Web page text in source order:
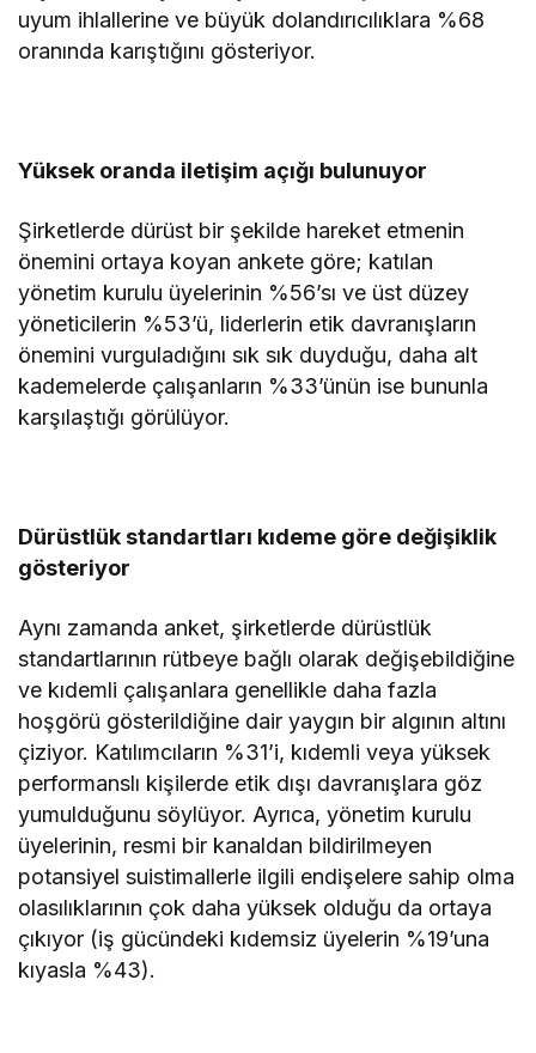
uyum ihlallerine ve büyük dolandırıcılıklara %68
oranında karıştığını gösteriyor.
Yüksek oranda iletişim açığı bulunuyor
Şirketlerde dürüst bir şekilde hareket etmenin
önemini ortaya koyan ankete göre; katılan
yönetim kurulu üyelerinin %56’sı ve üst düzey
yöneticilerin %53’ü, liderlerin etik davranışların
önemini vurguladığını sık sık duyduğu, daha alt
kademelerde çalışanların %33’ünün ise bununla
karşılaştığı görülüyor.
Dürüstlük standartları kıdeme göre değişiklik
gösteriyor
Aynı zamanda anket, şirketlerde dürüstlük
standartlarının rütbeye bağlı olarak değişebildiğine
ve kıdemli çalışanlara genellikle daha fazla
hoşgörü gösterildiğine dair yaygın bir algının altını
çiziyor. Katılımcıların %31’i, kıdemli veya yüksek
performanslı kişilerde etik dışı davranışlara göz
yumulduğunu söylüyor. Ayrıca, yönetim kurulu
üyelerinin, resmi bir kanaldan bildirilmeyen
potansiyel suistimallerle ilgili endişelere sahip olma
olasılıklarının çok daha yüksek olduğu da ortaya
çıkıyor (iş gücündeki kıdemsiz üyelerin %19’una
kıyasla %43).